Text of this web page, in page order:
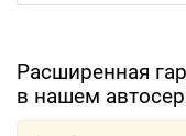
Расширенная
в нашем